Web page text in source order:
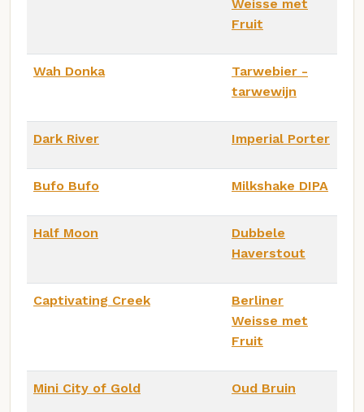
Weisse met
Fruit
Wah Donka
Tarwebier -
tarwewijn
Dark River Imperial Porter
Bufo Bufo Milkshake DIPA
Half Moon
Dubbele
Haverstout
Captivating Creek
Berliner
Weisse met
Fruit
Mini City of Gold Oud Bruin